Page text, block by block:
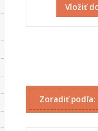
Vložiť
Zoradiť podľa: